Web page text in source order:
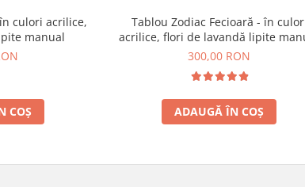
culori acrilice,
manual
COȘ
Tablou Zodiac Fecioară - în
acrilice, flori de lavandă lipite
300,00 RON
ADAUGĂ ÎN COȘ